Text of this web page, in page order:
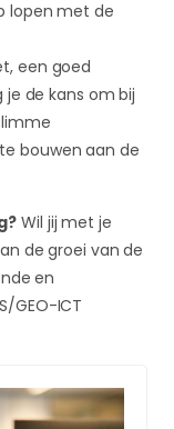
lopen met de
een goed
je de kans om bij
bouwen aan de
Wil jij met je
de groei van de
en
GEO-ICT